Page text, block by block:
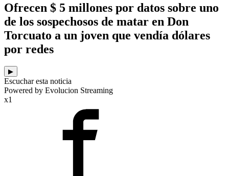
Ofrecen $ 5 millones por datos sobre uno
de los sospechosos de matar en Don
Torcuato a un joven que vendía dólares
por redes
▶
Escuchar esta noticia
Powered by Evolucion Streaming
x1